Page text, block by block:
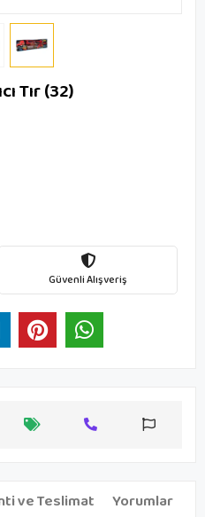
Tır (32)
Güvenli Alışveriş
ve Teslimat Yorumlar